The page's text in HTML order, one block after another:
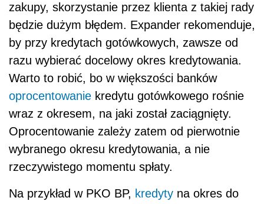
zakupy, skorzystanie przez klienta z takiej rady
będzie dużym błędem. Expander rekomenduje,
by przy kredytach gotówkowych, zawsze od
razu wybierać docelowy okres kredytowania.
Warto to robić, bo w większości banków
oprocentowanie kredytu gotówkowego rośnie
wraz z okresem, na jaki został zaciągnięty.
Oprocentowanie zależy zatem od pierwotnie
wybranego okresu kredytowania, a nie
rzeczywistego momentu spłaty.
Na przykład w PKO BP, kredyty na okres do